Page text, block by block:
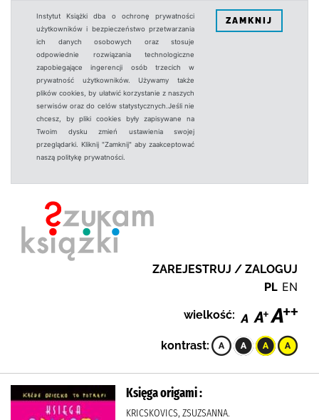
Instytut Książki dba o ochronę prywatności
użytkowników i bezpieczeństwo przetwarzania
ich danych osobowych oraz stosuje
odpowiednie rozwiązania technologiczne
zapobiegające ingerencji osób trzecich w
prywatność użytkowników. Używamy także
plików cookies, by ułatwić korzystanie z naszych
serwisów oraz do celów statystycznych.Jeśli nie
chcesz, by pliki cookies były zapisywane na
Twoim dysku zmień ustawienia swojej
przeglądarki. Kliknij "Zamknij" aby zaakceptować
naszą politykę prywatności.
ZAMKNIJ
ZAREJESTRUJ / ZALOGUJ
PL EN
wielkość:
kontrast:
Księga origami :
KRICSKOVICS, ZSUZSANNA.